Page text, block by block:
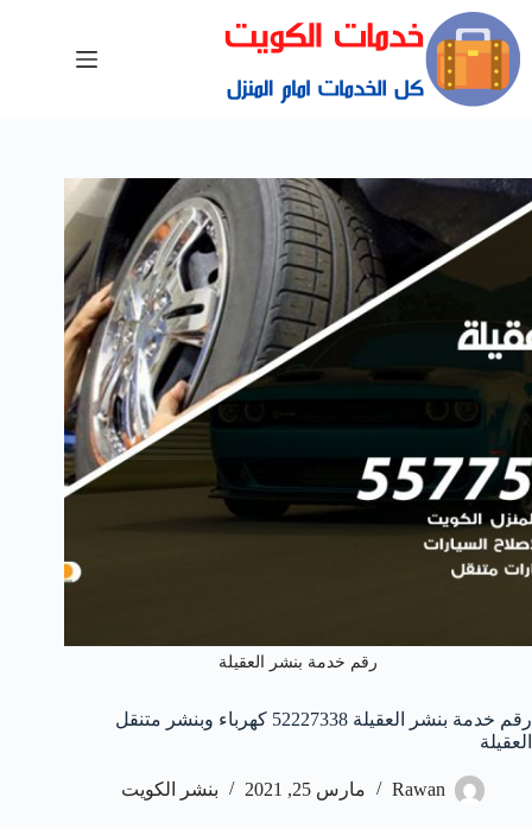
رقم خدمة بنشر العقيلة
رقم خدمة بنشر العقيلة 52227338 كهرباء وبنشر متنقل
العقيلة
Rawan مارس 25, 2021 بنشر الكويت